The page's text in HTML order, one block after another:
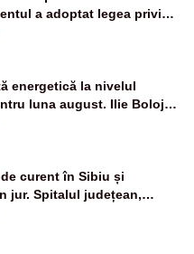
a adoptat legea privind
energetică la nivelul
luna august. Ilie Bolojan
și posibile restricții –
curent în Sibiu și
jur. Spitalul județean,
de telefonie, grav